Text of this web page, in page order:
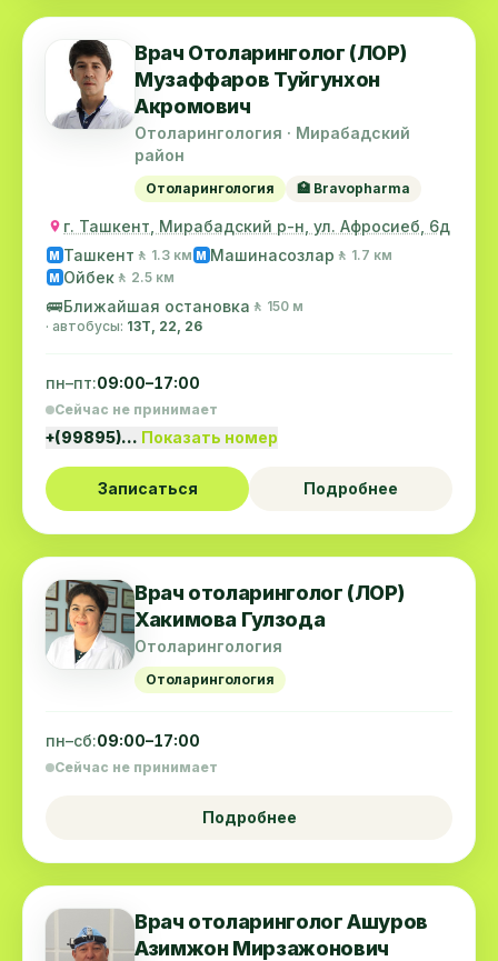
Врач Отоларинголог (ЛОР)
Музаффаров Туйгунхон
Акромович
Отоларингология · Мирабадский
район
Отоларингология 🏥 Bravopharma
г. Ташкент, Мирабадский р-н, ул. Афросиеб, 6д
M Ташкент 🚶 1.3 км M Машинасозлар 🚶 1.7 км
M Ойбек 🚶 2.5 км
🚌Ближайшая остановка 🚶 150 м
· автобусы: 13Т, 22, 26
пн–пт:09:00–17:00
Сейчас не принимает
+(99895)… Показать номер
Записаться Подробнее
Врач отоларинголог (ЛОР)
Хакимова Гулзода
Отоларингология
Отоларингология
пн–сб:09:00–17:00
Сейчас не принимает
Подробнее
Врач отоларинголог Ашуров
Азимжон Мирзажонович